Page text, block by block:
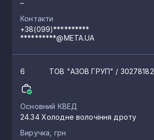
–
Контакти
+38(099)**********
**********@META.UA
6 ТОВ "АЗОВ ГРУП" / 30278182
Основний КВЕД
24.34 Холодне волочіння дроту
Виручка, грн